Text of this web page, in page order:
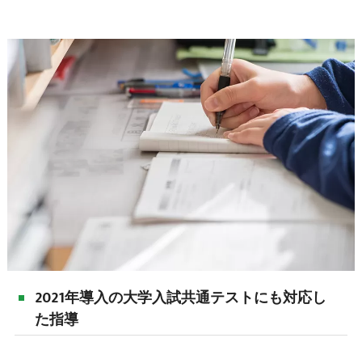
2021年導入の大学入試共通テストにも対応し
た指導